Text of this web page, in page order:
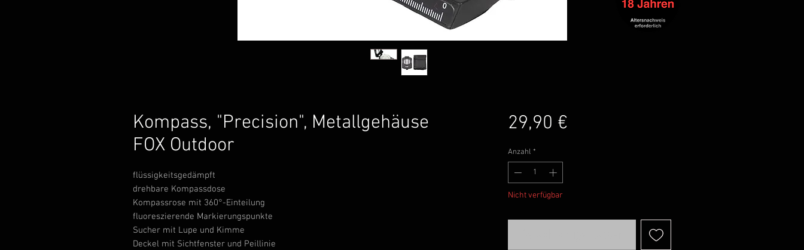
Kompass, "Precision", Metallgehäuse
FOX Outdoor
flüssigkeitsgedämpft
drehbare Kompassdose
Kompassrose mit 360°-Einteilung
fluoreszierende Markierungspunkte
Sucher mit Lupe und Kimme
Deckel mit Sichtfenster und Peillinie
29,90 €Preis
Anzahl *
Nicht verfügbar